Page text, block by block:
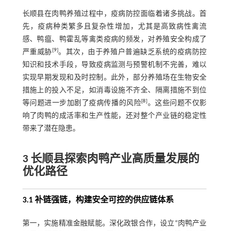
长顺县在肉鸭养殖过程中，疫病防控面临着诸多挑战。首
先，疫病种类繁多且复杂性增加，尤其是高致病性禽流
感、鸭瘟、鸭霍乱等禽类疫病的频发，对养殖安全构成了
严重威胁[9]。其次，由于养殖户普遍缺乏系统的疫病防控
知识和技术手段，导致疫病监测与预警机制不完善，难以
实现早期发现和及时控制。此外，部分养殖场在生物安全
措施上的投入不足，如消毒设施不齐全、隔离措施不到位
等问题进一步加剧了疫病传播的风险[8]。这些问题不仅影
响了肉鸭的成活率和生产性能，还对整个产业链的稳定性
带来了潜在隐患。
3 长顺县探索肉鸭产业高质量发展的
优化路径
3.1 补链强链，构建安全可控的供应链体系
第一，实施精准金融赋能。深化政银合作，设立“肉鸭产业